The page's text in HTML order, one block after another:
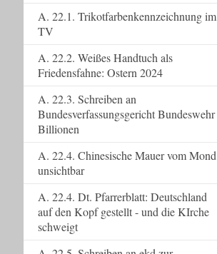
A. 22.1. Trikotfarbenkennzeichnung im
TV
A. 22.2. Weißes Handtuch als
Friedensfahne: Ostern 2024
A. 22.3. Schreiben an
Bundesverfassungsgericht Bundeswehr
Billionen
A. 22.4. Chinesische Mauer vom Mond
unsichtbar
A. 22.4. Dt. Pfarrerblatt: Deutschland
auf den Kopf gestellt - und die KIrche
schweigt